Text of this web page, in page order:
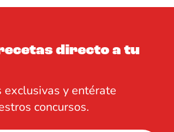
directo a tu
exclusivas y entérate
concursos.